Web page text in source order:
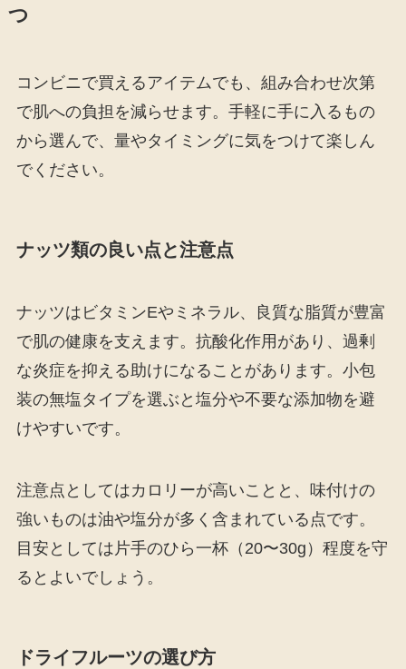
つ
コンビニで買えるアイテムでも、組み合わせ次第
で肌への負担を減らせます。手軽に手に入るもの
から選んで、量やタイミングに気をつけて楽しん
でください。
ナッツ類の良い点と注意点
ナッツはビタミンEやミネラル、良質な脂質が豊富
で肌の健康を支えます。抗酸化作用があり、過剰
な炎症を抑える助けになることがあります。小包
装の無塩タイプを選ぶと塩分や不要な添加物を避
けやすいです。
注意点としてはカロリーが高いことと、味付けの
強いものは油や塩分が多く含まれている点です。
目安としては片手のひら一杯（20〜30g）程度を守
るとよいでしょう。
ドライフルーツの選び方